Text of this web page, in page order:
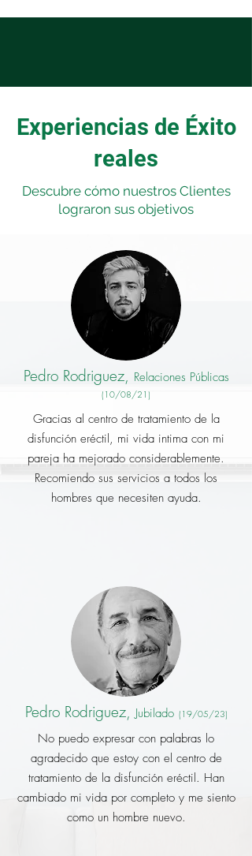
Experiencias de Éxito
reales
Descubre cómo nuestros Clientes
lograron sus objetivos
Pedro Rodriguez, Relaciones Públicas
(10/08/21)
Gracias al centro de tratamiento de la
disfunción eréctil, mi vida intima con mi
pareja ha mejorado considerablemente.
Recomiendo sus servicios a todos los
hombres que necesiten ayuda.
Pedro Rodriguez, Jubilado (1 9/05/23)
No puedo expresar con palabras lo
agradecido que estoy con el centro de
tratamiento de la disfunción eréctil. Han
cambiado mi vida por completo y me siento
como un hombre nuevo.